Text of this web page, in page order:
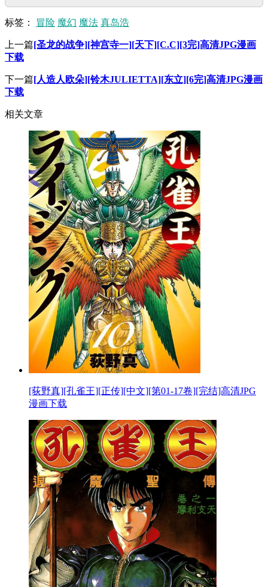
标签： 冒险 魔幻 魔法 真岛浩
上一篇[圣龙的战争][神宫寺一][天下][C.C][3完]高清JPG漫画
下载
下一篇[人造人欧朵][铃木JULIETTA][东立][6完]高清JPG漫画
下载
相关文章
[荻野真][孔雀王][正传][中文][第01-17卷][完结]高清JPG
漫画下载